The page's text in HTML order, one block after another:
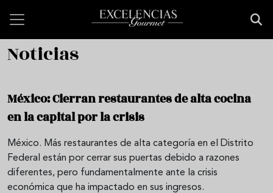
Noticias
México: Cierran restaurantes de alta cocina
en la capital por la crisis
México. Más restaurantes de alta categoría en el Distrito
Federal están por cerrar sus puertas debido a razones
diferentes, pero fundamentalmente ante la crisis
económica que ha impactado en sus ingresos.